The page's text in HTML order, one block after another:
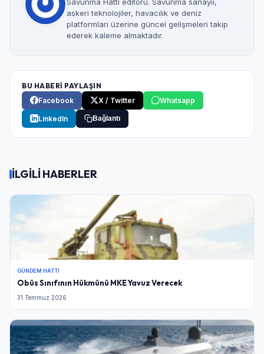
askeri teknolojiler, havacılık ve deniz
platformları üzerine güncel gelişmeleri takip
ederek kaleme almaktadır.
BU HABERİ PAYLAŞIN
Facebook
X / Twitter Whatsapp
LinkedIn Bağlantı
İLGİLİ HABERLER
GÜNDEM HATTI
Obüs Sınıfının Hükmünü MKE Yavuz Verecek
31 Temmuz 2026